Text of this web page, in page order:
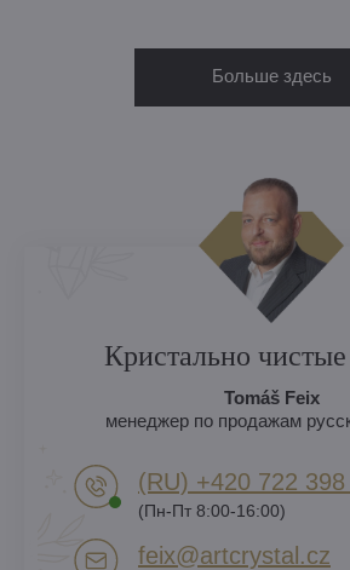
Больше здесь
Кристально
Tomáš Feix
менеджер по продажам
(RU) +420 722
(Пн-Пт 8:00-16:00)
feix​@artcrystal​.cz